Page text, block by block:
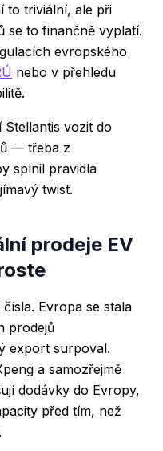
to triviální, ale při
se to finančně vyplatí.
evropského
nebo v přehledu
vozit do
— třeba z
splnil pravidla
twist.
prodeje EV
Evropa se stala
prodejů
export surpoval.
a samozřejmě
dodávky do Evropy,
před tím, než